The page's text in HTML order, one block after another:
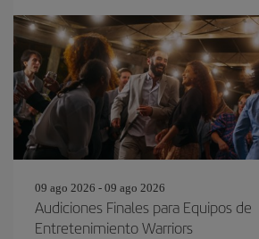
09 ago 2026 - 09 ago 2026
Audiciones Finales para Equipos de
Entretenimiento Warriors